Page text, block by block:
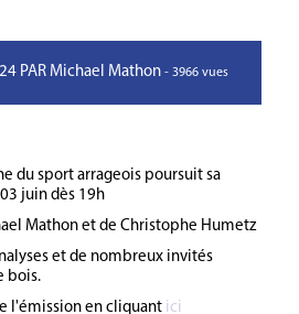
PAR Michael Mathon - 3966 vues
du sport arrageois poursuit sa
juin dès 19h
Mathon et de Christophe Humetz
et de nombreux invités
bois.
l'émission en cliquant ici